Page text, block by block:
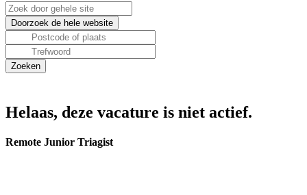
Helaas, deze vacature is niet actief.
Remote Junior Triagist